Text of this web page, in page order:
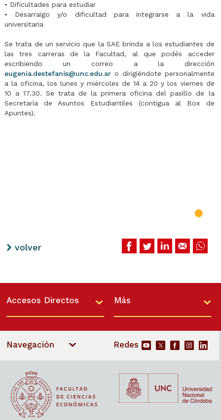
• Dificultades para estudiar
• Desarraigo y/o dificultad para integrarse a la vida
universitaria
Se trata de un servicio que la SAE brinda a los estudiantes de
las tres carreras de la Facultad, al que podés acceder
escribiendo un correo a la dirección
eugenia.destefanis@unc.edu.aro dirigiéndote personalmente
a la oficina, los lunes y miércoles de 14 a 20 y los viernes de
10 a 17.30. Se trata de la primera oficina del pasillo de la
Secretaría de Asuntos Estudiantiles (contigua al Box de
Apuntes).
volver
Accesos Directos Más
Navegación